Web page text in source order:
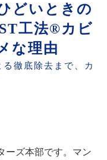
どいときの
工法®カビ
な理由
徹底除去まで、カ
ーズ本部です。マン